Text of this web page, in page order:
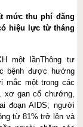
mức thu phí đăng
hiệu lực từ tháng
một lầnThông tư
bệnh được hưởng
mắc một trong các
xơ gan cổ chướng,
đoạn AIDS; người
từ 81% trở lên và